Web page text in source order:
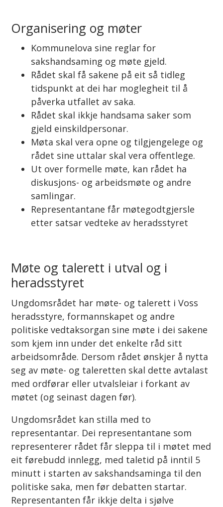
Organisering og møter
Kommunelova sine reglar for
sakshandsaming og møte gjeld.
Rådet skal få sakene på eit så tidleg
tidspunkt at dei har moglegheit til å
påverka utfallet av saka.
Rådet skal ikkje handsama saker som
gjeld einskildpersonar.
Møta skal vera opne og tilgjengelege og
rådet sine uttalar skal vera offentlege.
Ut over formelle møte, kan rådet ha
diskusjons- og arbeidsmøte og andre
samlingar.
Representantane får møtegodtgjersle
etter satsar vedteke av heradsstyret
Møte og talerett i utval og i
heradsstyret
Ungdomsrådet har møte- og talerett i Voss
heradsstyre, formannskapet og andre
politiske vedtaksorgan sine møte i dei sakene
som kjem inn under det enkelte råd sitt
arbeidsområde. Dersom rådet ønskjer å nytta
seg av møte- og taleretten skal dette avtalast
med ordførar eller utvalsleiar i forkant av
møtet (og seinast dagen før).
Ungdomsrådet kan stilla med to
representantar. Dei representantane som
representerer rådet får sleppa til i møtet med
eit førebudd innlegg, med taletid på inntil 5
minutt i starten av sakshandsaminga til den
politiske saka, men før debatten startar.
Representanten får ikkje delta i sjølve